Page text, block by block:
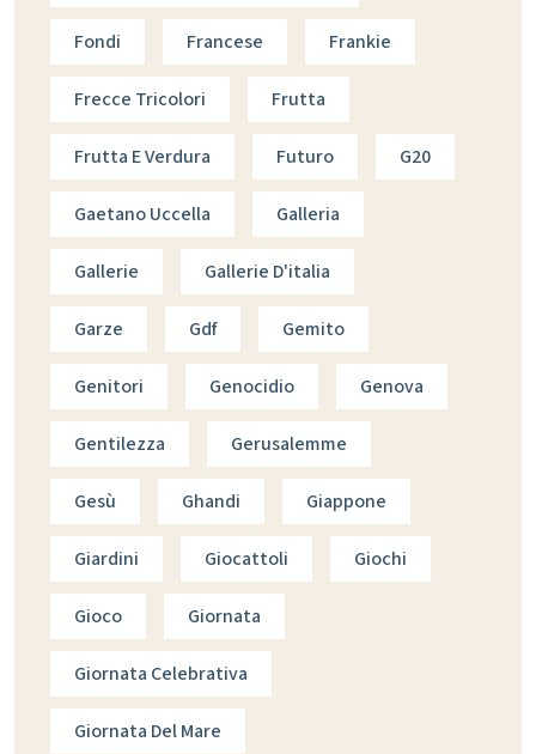
Fondi Francese Frankie
Frecce Tricolori Frutta
Frutta E Verdura Futuro G20
Gaetano Uccella Galleria
Gallerie Gallerie D'italia
Garze Gdf Gemito
Genitori Genocidio Genova
Gentilezza Gerusalemme
Gesù Ghandi Giappone
Giardini Giocattoli Giochi
Gioco Giornata
Giornata Celebrativa
Giornata Del Mare